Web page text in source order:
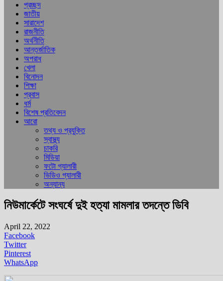
প্রচ্ছদ
জাতীয়
সারাদেশ
রাজনীতি
অর্থনীতি
আন্তর্জাতিক
অপরাধ
খেলা
বিনোদন
শিক্ষা
প্রবাস
ধর্ম
বিশেষ প্রতিবেদন
আরো
তথ্য ও প্রযুক্তি
স্বাস্থ্য
চাকরি
মিডিয়া
ফটো গ্যালারী
ভিডিও গ্যালারী
অন্যান্য
নিউমার্কেটে সংঘর্ষে দুই হত্যা মামলার তদন্তে ডিবি
April 22, 2022
Facebook
Twitter
Pinterest
WhatsApp